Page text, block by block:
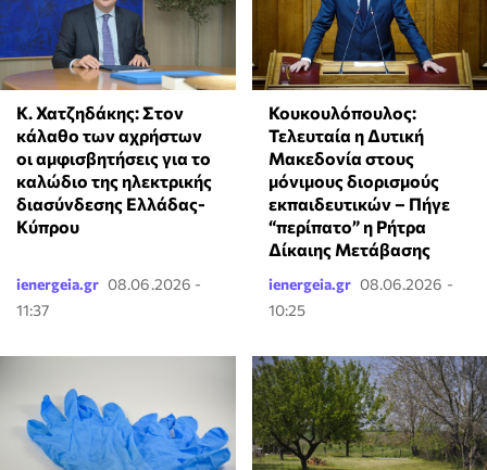
Κ. Χατζηδάκης: Στον
κάλαθο των αχρήστων
οι αμφισβητήσεις για το
καλώδιο της ηλεκτρικής
διασύνδεσης Ελλάδας-
Κύπρου
ienergeia.gr 08.06.2026 -
11:37
Κουκουλόπουλος:
Τελευταία η Δυτική
Μακεδονία στους
μόνιμους διορισμούς
εκπαιδευτικών – Πήγε
“περίπατο” η Ρήτρα
Δίκαιης Μετάβασης
ienergeia.gr 08.06.2026 -
10:25